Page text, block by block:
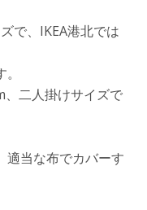
で、IKEA港北では
、二人掛けサイズで
適当な布でカバーす